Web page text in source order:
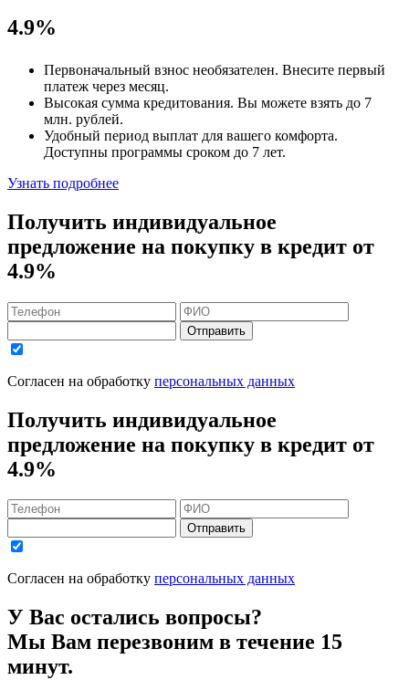
4.9%
Первоначальный взнос необязателен. Внесите первый
платеж через месяц.
Высокая сумма кредитования. Вы можете взять до 7
млн. рублей.
Удобный период выплат для вашего комфорта.
Доступны программы сроком до 7 лет.
Узнать подробнее
Получить индивидуальное
предложение на покупку в кредит от
4.9%
Отправить
Согласен на обработку персональных данных
Получить индивидуальное
предложение на покупку в кредит от
4.9%
Отправить
Согласен на обработку персональных данных
У Вас остались вопросы?
Мы Вам перезвоним в течение 15
минут.